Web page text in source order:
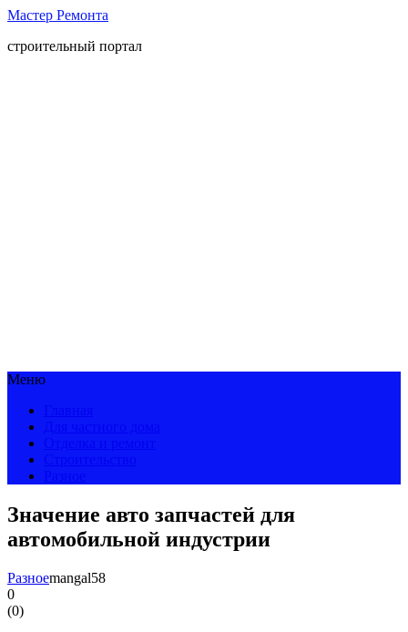
Мастер Ремонта
строительный портал
Меню
Значение авто запчастей для
автомобильной индустрии
Разноеmangal58
0
(0)